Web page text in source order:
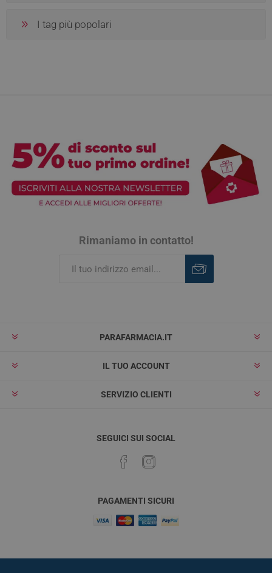
I tag più popolari
Rimaniamo in contatto!
PARAFARMACIA.IT
IL TUO ACCOUNT
SERVIZIO CLIENTI
SEGUICI SUI SOCIAL
PAGAMENTI SICURI